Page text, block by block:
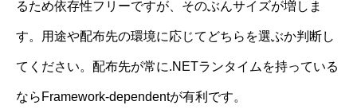
るため依存性フリーですが、そのぶんサイズが増しま
す。用途や配布先の環境に応じてどちらを選ぶか判断し
てください。配布先が常に.NETランタイムを持っている
ならFramework-dependentが有利です。